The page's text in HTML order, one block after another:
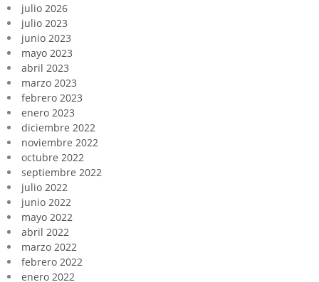
julio 2026
julio 2023
junio 2023
mayo 2023
abril 2023
marzo 2023
febrero 2023
enero 2023
diciembre 2022
noviembre 2022
octubre 2022
septiembre 2022
julio 2022
junio 2022
mayo 2022
abril 2022
marzo 2022
febrero 2022
enero 2022